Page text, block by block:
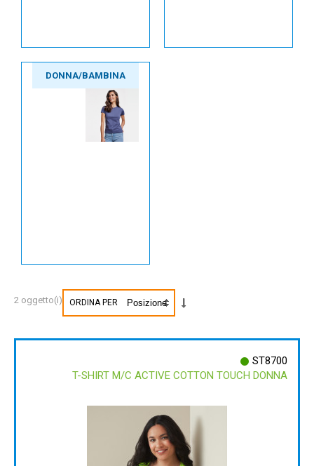
DONNA/BAMBINA
2 oggetto(i) ORDINA PER
ST8700
T-SHIRT M/C ACTIVE COTTON TOUCH DONNA